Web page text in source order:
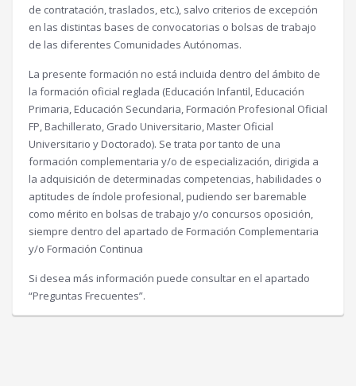
de contratación, traslados, etc.), salvo criterios de excepción
en las distintas bases de convocatorias o bolsas de trabajo
de las diferentes Comunidades Autónomas.
La presente formación no está incluida dentro del ámbito de
la formación oficial reglada (Educación Infantil, Educación
Primaria, Educación Secundaria, Formación Profesional Oficial
FP, Bachillerato, Grado Universitario, Master Oficial
Universitario y Doctorado). Se trata por tanto de una
formación complementaria y/o de especialización, dirigida a
la adquisición de determinadas competencias, habilidades o
aptitudes de índole profesional, pudiendo ser baremable
como mérito en bolsas de trabajo y/o concursos oposición,
siempre dentro del apartado de Formación Complementaria
y/o Formación Continua
Si desea más información puede consultar en el apartado
“Preguntas Frecuentes”.